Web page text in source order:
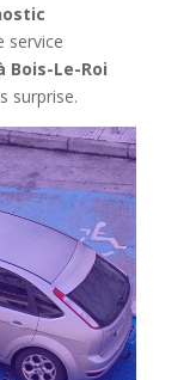
service
Bois-Le-Roi
surprise.